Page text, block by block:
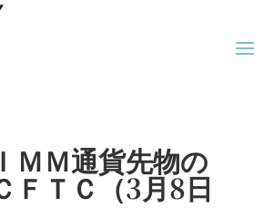
ＭＭ通貨先物の
ＦＴＣ（3月8日